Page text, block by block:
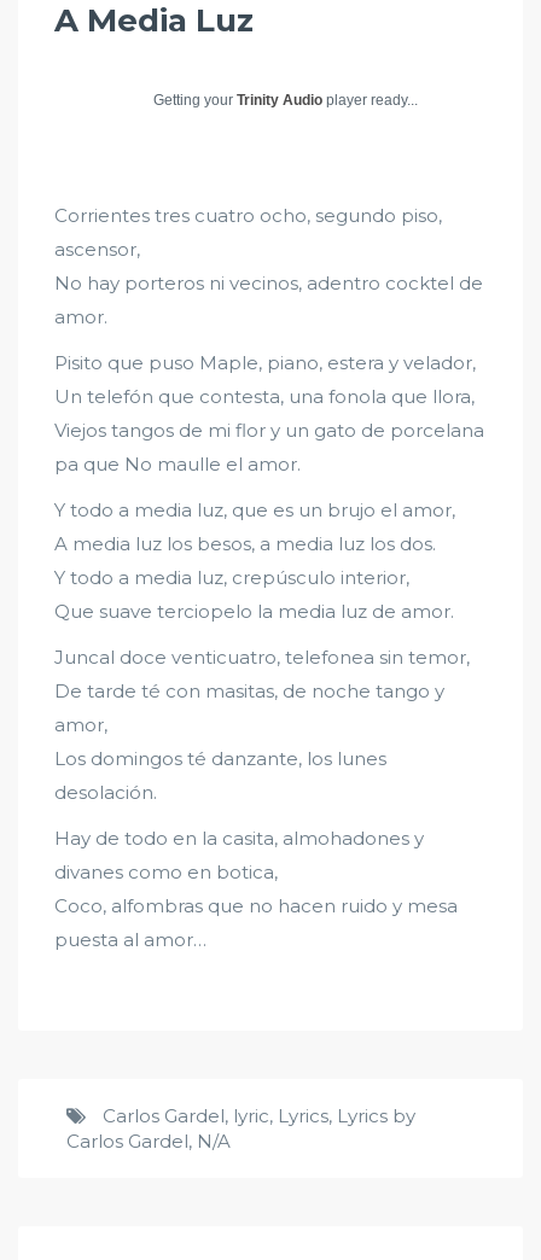
A Media Luz
Getting your Trinity Audio player ready...
Corrientes tres cuatro ocho, segundo piso,
ascensor,
No hay porteros ni vecinos, adentro cocktel de
amor.
Pisito que puso Maple, piano, estera y velador,
Un telefón que contesta, una fonola que llora,
Viejos tangos de mi flor y un gato de porcelana
pa que No maulle el amor.
Y todo a media luz, que es un brujo el amor,
A media luz los besos, a media luz los dos.
Y todo a media luz, crepúsculo interior,
Que suave terciopelo la media luz de amor.
Juncal doce venticuatro, telefonea sin temor,
De tarde té con masitas, de noche tango y
amor,
Los domingos té danzante, los lunes
desolación.
Hay de todo en la casita, almohadones y
divanes como en botica,
Coco, alfombras que no hacen ruido y mesa
puesta al amor…
Carlos Gardel, lyric, Lyrics, Lyrics by
Carlos Gardel, N/A